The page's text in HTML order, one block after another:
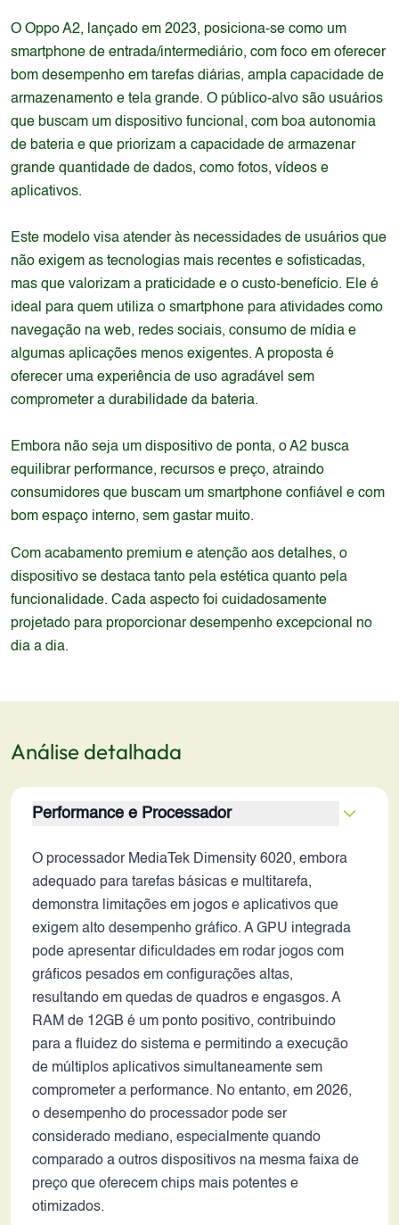
O Oppo A2, lançado em 2023, posiciona-se como um
smartphone de entrada/intermediário, com foco em oferecer
bom desempenho em tarefas diárias, ampla capacidade de
armazenamento e tela grande. O público-alvo são usuários
que buscam um dispositivo funcional, com boa autonomia
de bateria e que priorizam a capacidade de armazenar
grande quantidade de dados, como fotos, vídeos e
aplicativos.
Este modelo visa atender às necessidades de usuários que
não exigem as tecnologias mais recentes e sofisticadas,
mas que valorizam a praticidade e o custo-benefício. Ele é
ideal para quem utiliza o smartphone para atividades como
navegação na web, redes sociais, consumo de mídia e
algumas aplicações menos exigentes. A proposta é
oferecer uma experiência de uso agradável sem
comprometer a durabilidade da bateria.
Embora não seja um dispositivo de ponta, o A2 busca
equilibrar performance, recursos e preço, atraindo
consumidores que buscam um smartphone confiável e com
bom espaço interno, sem gastar muito.
Com acabamento premium e atenção aos detalhes, o
dispositivo se destaca tanto pela estética quanto pela
funcionalidade. Cada aspecto foi cuidadosamente
projetado para proporcionar desempenho excepcional no
dia a dia.
Análise detalhada
Performance e Processador
O processador MediaTek Dimensity 6020, embora
adequado para tarefas básicas e multitarefa,
demonstra limitações em jogos e aplicativos que
exigem alto desempenho gráfico. A GPU integrada
pode apresentar dificuldades em rodar jogos com
gráficos pesados em configurações altas,
resultando em quedas de quadros e engasgos. A
RAM de 12GB é um ponto positivo, contribuindo
para a fluidez do sistema e permitindo a execução
de múltiplos aplicativos simultaneamente sem
comprometer a performance. No entanto, em 2026,
o desempenho do processador pode ser
considerado mediano, especialmente quando
comparado a outros dispositivos na mesma faixa de
preço que oferecem chips mais potentes e
otimizados.